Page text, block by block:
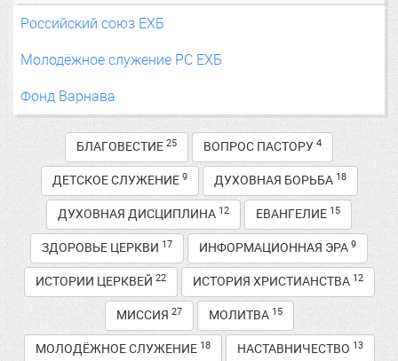
Российский союз ЕХБ
Молодёжное служение РС ЕХБ
Фонд Варнава
БЛАГОВЕСТИЕ 25 ВОПРОС ПАСТОРУ 4
ДЕТСКОЕ СЛУЖЕНИЕ 9 ДУХОВНАЯ БОРЬБА 18
ДУХОВНАЯ ДИСЦИПЛИНА 12 ЕВАНГЕЛИЕ 15
ЗДОРОВЬЕ ЦЕРКВИ 17 ИНФОРМАЦИОННАЯ ЭРА 9
ИСТОРИИ ЦЕРКВЕЙ 22 ИСТОРИЯ ХРИСТИАНСТВА 12
МИССИЯ 27 МОЛИТВА 15
МОЛОДЁЖНОЕ СЛУЖЕНИЕ 18 НАСТАВНИЧЕСТВО 13